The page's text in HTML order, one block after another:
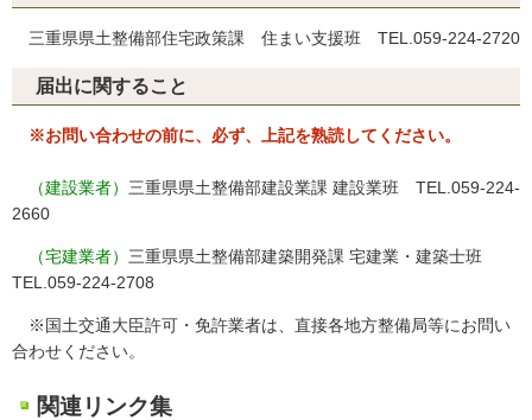
三重県県土整備部住宅政策課 住まい支援班 TEL.059-224-2720
届出に関すること
※お問い合わせの前に、必ず、上記を熟読してください。
（建設業者） 三重県県土整備部建設業課 建設業班 TEL.059-224-
2660
（宅建業者） 三重県県土整備部建築開発課 宅建業・建築士班
TEL.059-224-2708
※国土交通大臣許可・免許業者は、直接各地方整備局等にお問い
合わせください。
関連リンク集